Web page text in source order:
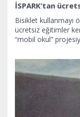
İSPARK’tan
Bisiklet kullanmayı
ücretsiz eğitimler
“mobil okul”